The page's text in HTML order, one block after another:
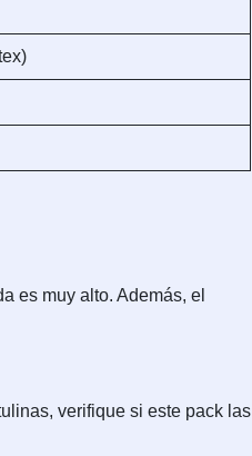
es muy alto. Además, el
verifique si este pack las